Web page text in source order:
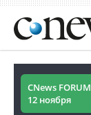
CNews FORUM
12 ноября